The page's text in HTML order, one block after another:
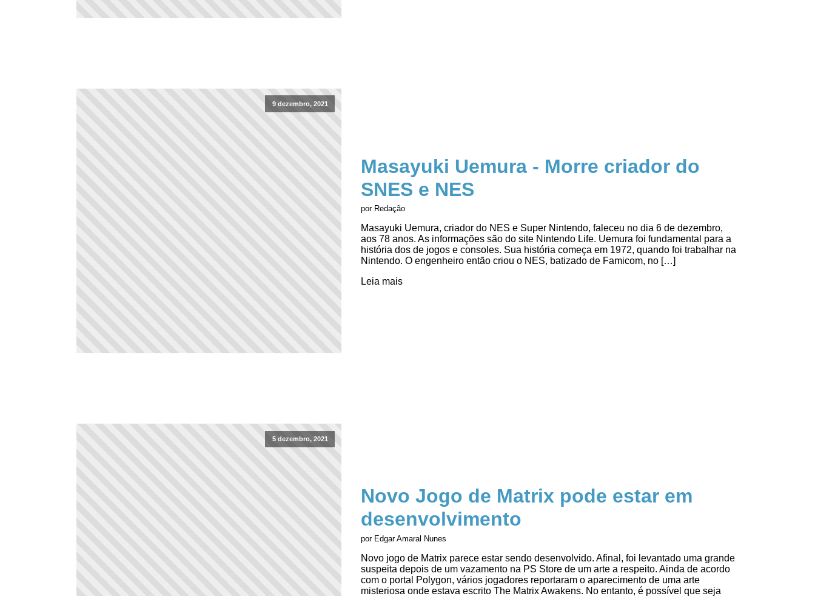
9 dezembro, 2021
Masayuki Uemura - Morre criador do
SNES e NES
por Redação
Masayuki Uemura, criador do NES e Super Nintendo, faleceu no dia 6 de dezembro,
aos 78 anos. As informações são do site Nintendo Life. Uemura foi fundamental para a
história dos de jogos e consoles. Sua história começa em 1972, quando foi trabalhar na
Nintendo. O engenheiro então criou o NES, batizado de Famicom, no […]
Leia mais
5 dezembro, 2021
Novo Jogo de Matrix pode estar em
desenvolvimento
por Edgar Amaral Nunes
Novo jogo de Matrix parece estar sendo desenvolvido. Afinal, foi levantado uma grande
suspeita depois de um vazamento na PS Store de um arte a respeito. Ainda de acordo
com o portal Polygon, vários jogadores reportaram o aparecimento de uma arte
misteriosa onde estava escrito The Matrix Awakens. No entanto, é possível que seja